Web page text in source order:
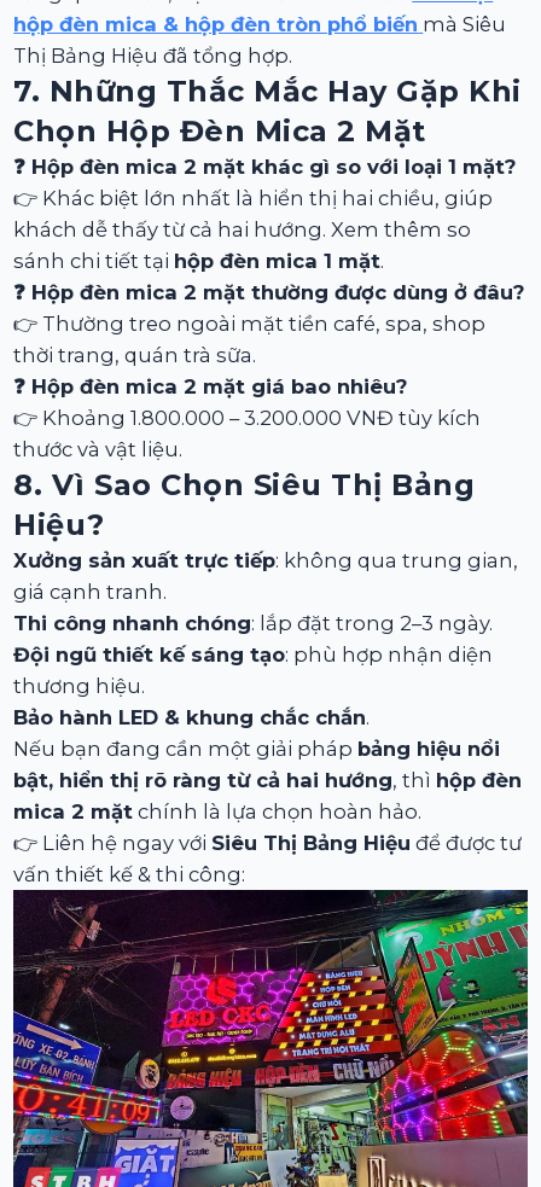
hộp đèn mica & hộp đèn tròn phổ biến mà Siêu
Thị Bảng Hiệu đã tổng hợp.
7. Những Thắc Mắc Hay Gặp Khi
Chọn Hộp Đèn Mica 2 Mặt
❓ Hộp đèn mica 2 mặt khác gì so với loại 1 mặt?
👉 Khác biệt lớn nhất là hiển thị hai chiều, giúp
khách dễ thấy từ cả hai hướng. Xem thêm so
sánh chi tiết tại hộp đèn mica 1 mặt.
❓ Hộp đèn mica 2 mặt thường được dùng ở đâu?
👉 Thường treo ngoài mặt tiền café, spa, shop
thời trang, quán trà sữa.
❓ Hộp đèn mica 2 mặt giá bao nhiêu?
👉 Khoảng 1.800.000 – 3.200.000 VNĐ tùy kích
thước và vật liệu.
8. Vì Sao Chọn Siêu Thị Bảng
Hiệu?
Xưởng sản xuất trực tiếp: không qua trung gian,
giá cạnh tranh.
Thi công nhanh chóng: lắp đặt trong 2–3 ngày.
Đội ngũ thiết kế sáng tạo: phù hợp nhận diện
thương hiệu.
Bảo hành LED & khung chắc chắn.
Nếu bạn đang cần một giải pháp bảng hiệu nổi
bật, hiển thị rõ ràng từ cả hai hướng, thì hộp đèn
mica 2 mặt chính là lựa chọn hoàn hảo.
👉 Liên hệ ngay với Siêu Thị Bảng Hiệu để được tư
vấn thiết kế & thi công: